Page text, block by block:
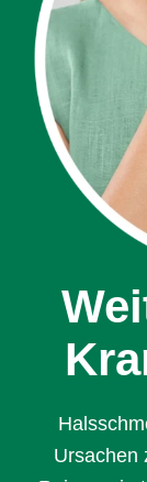
Ursachen